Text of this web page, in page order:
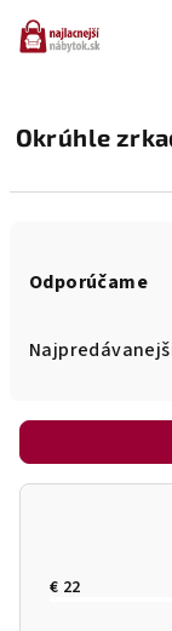
obsah
Okrúhle
e
p
Odporúčame
€ 22